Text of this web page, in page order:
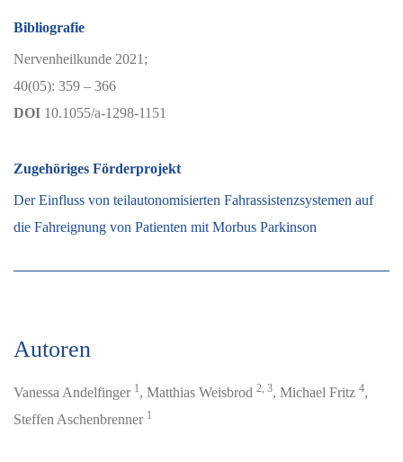
Bibliografie
Nervenheilkunde 2021;
40(05): 359 – 366
DOI 10.1055/a-1298-1151
Zugehöriges Förderprojekt
Der Einfluss von teilautonomisierten Fahrassistenzsystemen auf
die Fahreignung von Patienten mit Morbus Parkinson
Autoren
Vanessa Andelfinger 1, Matthias Weisbrod 2, 3, Michael Fritz 4,
Steffen Aschenbrenner 1